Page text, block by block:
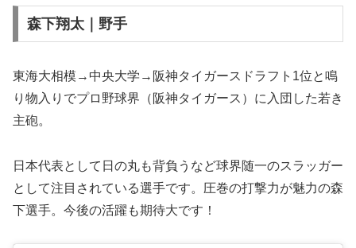
森下翔太｜野手
東海大相模→中央大学→阪神タイガースドラフト1位と鳴
り物入りでプロ野球界（阪神タイガース）に入団した若き
主砲。
日本代表として日の丸も背負うなど球界随一のスラッガー
として注目されている選手です。圧巻の打撃力が魅力の森
下選手。今後の活躍も期待大です！